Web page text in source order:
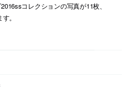
コレクションの写真が11枚、
。